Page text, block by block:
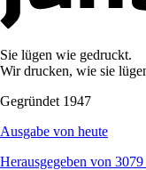
Sie lügen wie gedruckt.
Wir drucken, wie sie
Gegründet 1947
Ausgabe von heute
Herausgegeben von